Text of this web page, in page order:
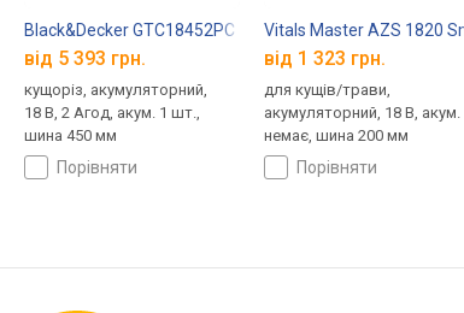
Black&Decker GTC18452PC
від 5 393 грн.
кущоріз, акумуляторний,
18 В, 2 Агод, акум. 1 шт.,
шина 450 мм
порівняти
Vitals Master AZS 1820
від 1 323 грн.
для кущів/трави,
акумуляторний, 18 В, акум.
немає, шина 200 мм
порівняти